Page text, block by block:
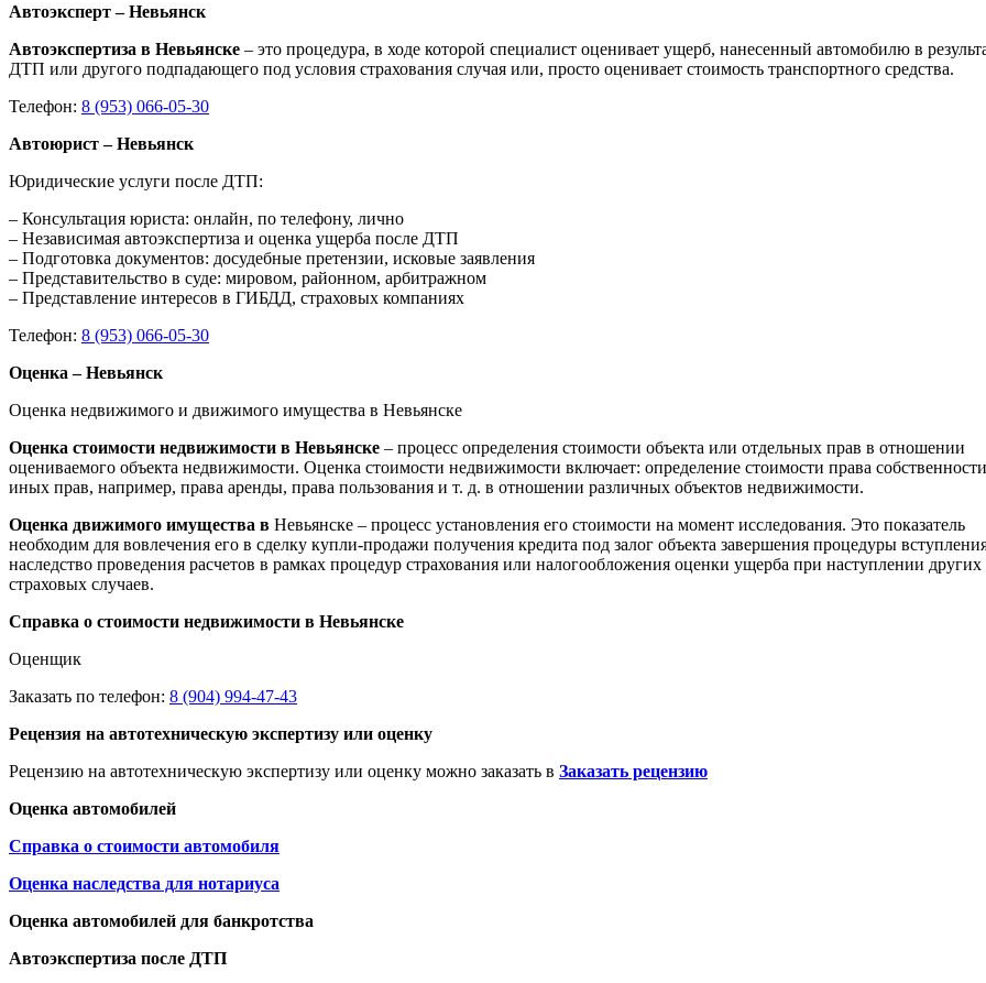
Автоэксперт – Невьянск
Автоэкспертиза в Невьянске – это процедура, в ходе которой специалист оценивает ущерб, нанесенный автомобилю в
ДТП или другого подпадающего под условия страхования случая или, просто оценивает стоимость транспортного средства.
Телефон: 8 (953) 066-05-30
Автоюрист – Невьянск
Юридические услуги после ДТП:
– Консультация юриста: онлайн, по телефону, лично
– Независимая автоэкспертиза и оценка ущерба после ДТП
– Подготовка документов: досудебные претензии, исковые заявления
– Представительство в суде: мировом, районном, арбитражном
– Представление интересов в ГИБДД, страховых компаниях
Телефон: 8 (953) 066-05-30
Оценка – Невьянск
Оценка недвижимого и движимого имущества в Невьянске
Оценка стоимости недвижимости в Невьянске – процесс определения стоимости объекта или отдельных прав в отношении
оцениваемого объекта недвижимости. Оценка стоимости недвижимости включает: определение стоимости права
иных прав, например, права аренды, права пользования и т. д. в отношении различных объектов недвижимости.
Оценка движимого имущества в Невьянске – процесс установления его стоимости на момент исследования. Это показатель
необходим для вовлечения его в сделку купли-продажи получения кредита под залог объекта завершения процедуры
наследство проведения расчетов в рамках процедур страхования или налогообложения оценки ущерба при наступлении других
страховых случаев.
Справка о стоимости недвижимости в Невьянске
Оценщик
Заказать по телефон: 8 (904) 994-47-43
Рецензия на автотехническую экспертизу или оценку
Рецензию на автотехническую экспертизу или оценку можно заказать в Заказать рецензию
Оценка автомобилей
Справка о стоимости автомобиля
Оценка наследства для нотариуса
Оценка автомобилей для банкротства
Автоэкспертиза после ДТП